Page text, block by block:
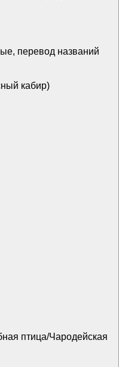
перевод названий
кабир)
птица/Чародейская